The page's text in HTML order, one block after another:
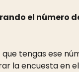
el número
que tengas ese
la encuesta en